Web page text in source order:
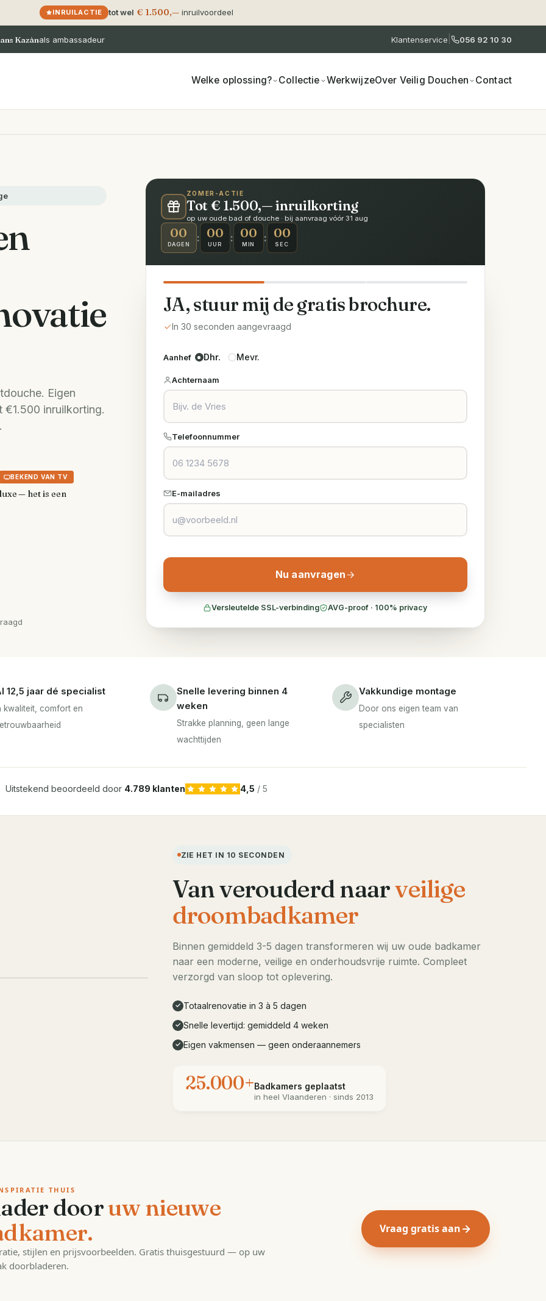
INRUILACTIE tot wel € 1.500,— inruilvoordeel
Kazànals ambassadeur Klantenservice 056 92 10 30
Welke oplossing? Collectie WerkwijzeOver Veilig Douchen Contact
Eigen
€1.500 inruilkorting.
BEKEND VAN TV
— het is een
ZOMER-ACTIE
Tot € 1.500,— inruilkorting
op uw oude bad of douche · bij aanvraag vóór 31 aug
00
DAGEN
: 00
UUR
: 00
MIN
: 00
SEC
JA, stuur mij de gratis brochure.
In 30 seconden aangevraagd
Aanhef Dhr. Mevr.
Achternaam
Telefoonnummer
E-mailadres
Nu aanvragen
Versleutelde SSL-verbinding AVG-proof · 100% privacy
12,5 jaar dé specialist
kwaliteit, comfort en
Snelle levering binnen 4
weken
Strakke planning, geen lange
wachttijden
Vakkundige montage
Door ons eigen team van
specialisten
Uitstekend beoordeeld door 4.789 klanten 4,5 / 5
ZIE HET IN 10 SECONDEN
Van verouderd naarveilige
droombadkamer
Binnen gemiddeld 3-5 dagen transformeren wij uw oude badkamer
naar een moderne, veilige en onderhoudsvrije ruimte. Compleet
verzorgd van sloop tot oplevering.
✓ Totaalrenovatie in 3 à 5 dagen
✓ Snelle levertijd: gemiddeld 4 weken
✓ Eigen vakmensen — geen onderaannemers
25.000+Badkamers geplaatst
in heelVlaanderen · sinds 2013
THUIS
dooruw nieuwe
stijlen en prijsvoorbeelden. Gratis thuisgestuurd — op uw
doorbladeren.
Vraag gratis aan